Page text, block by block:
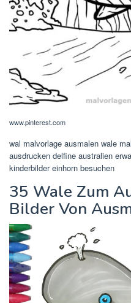
www.pinterest.com
wal malvorlage ausmalen wale
ausdrucken delfine australien
kinderbilder einhorn besuchen
35 Wale Zum
Bilder Von